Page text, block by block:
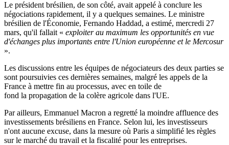
Le président brésilien, de son côté, avait appelé à conclure les
négociations rapidement, il y a quelques semaines. Le ministre
brésilien de l'Économie, Fernando Haddad, a estimé, mercredi 27
mars, qu'il fallait « exploiter au maximum les opportunités en vue
d'échanges plus importants entre l'Union européenne et le Mercosur
».
Les discussions entre les équipes de négociateurs des deux parties se
sont poursuivies ces dernières semaines, malgré les appels de la
France à mettre fin au processus, avec en toile de
fond la propagation de la colère agricole dans l'UE.
Par ailleurs, Emmanuel Macron a regretté la moindre affluence des
investissements brésiliens en France. Selon lui, les investisseurs
n'ont aucune excuse, dans la mesure où Paris a simplifié les règles
sur le marché du travail et la fiscalité pour les entreprises.